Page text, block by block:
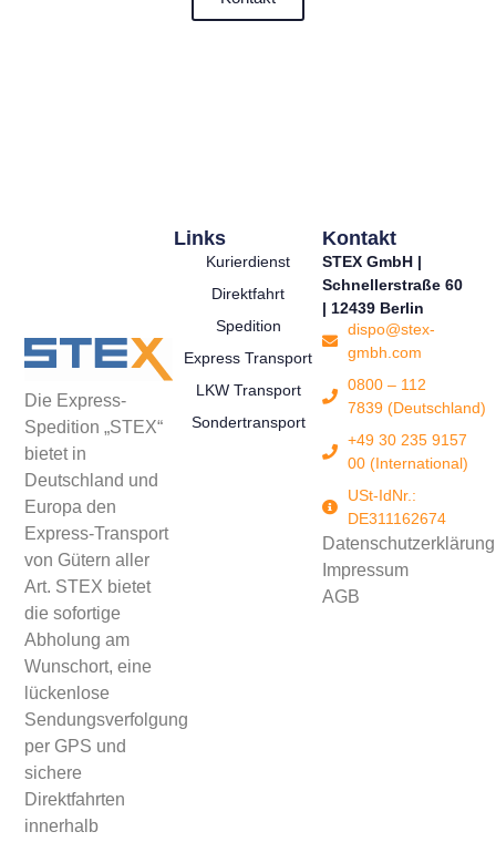
Die Express-
Spedition „STEX“
bietet in
Deutschland und
Europa den
Express-Transport
von Gütern aller
Art. STEX bietet
die sofortige
Abholung am
Wunschort, eine
lückenlose
Sendungsverfolgung
per GPS und
sichere
Direktfahrten
innerhalb
Links
Kurierdienst
Direktfahrt
Spedition
Express Transport
LKW Transport
Sondertransport
Kontakt
STEX GmbH |
Schnellerstraße 60
| 12439 Berlin
dispo@stex-
gmbh.com
0800 – 112
7839 (Deutschland)
+49 30 235 9157
00 (International)
USt-IdNr.:
DE311162674
Datenschutzerklärung
Impressum
AGB